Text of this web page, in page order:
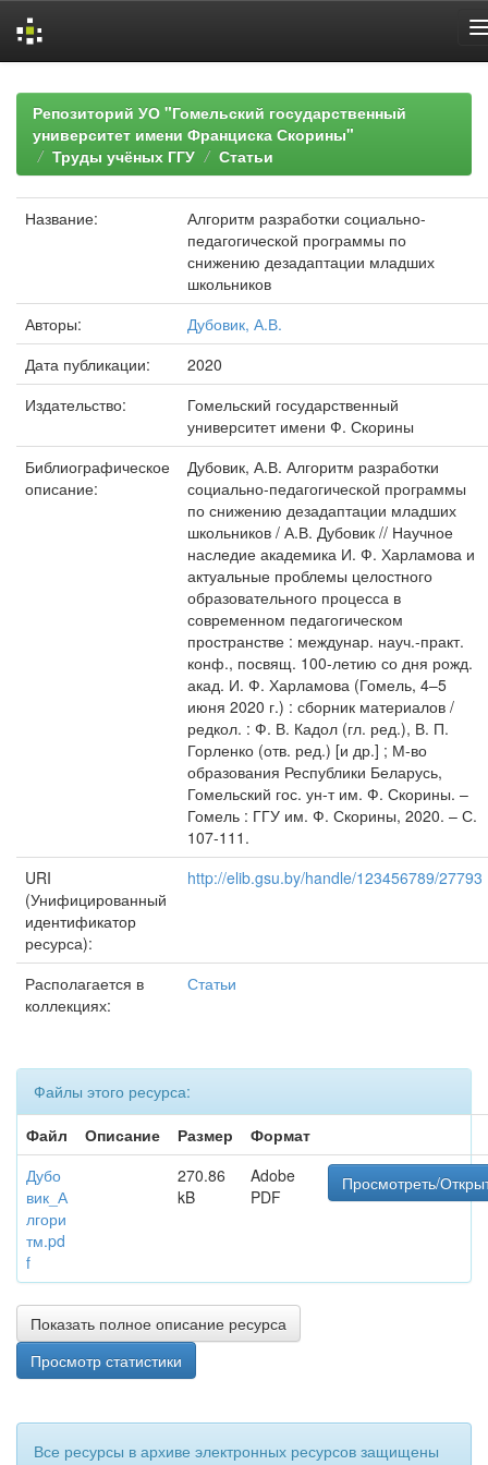
navigationРепозиторий УО "Гомельский государственный
университет имени Франциска Скорины"
Труды учёных ГГУ
Статьи
Название:
Алгоритм разработки социально-
педагогической программы по
снижению дезадаптации младших
школьников
Авторы:
Дубовик, А.В.
Дата публикации:
2020
Издательство:
Гомельский государственный
университет имени Ф. Скорины
Библиографическое
описание:
Дубовик, А.В. Алгоритм разработки
социально-педагогической программы
по снижению дезадаптации младших
школьников / А.В. Дубовик // Научное
наследие академика И. Ф. Харламова и
актуальные проблемы целостного
образовательного процесса в
современном педагогическом
пространстве : междунар. науч.-практ.
конф., посвящ. 100-летию со дня рожд.
акад. И. Ф. Харламова (Гомель, 4–5
июня 2020 г.) : сборник материалов /
редкол. : Ф. В. Кадол (гл. ред.), В. П.
Горленко (отв. ред.) [и др.] ; М-во
образования Республики Беларусь,
Гомельский гос. ун-т им. Ф. Скорины. –
Гомель : ГГУ им. Ф. Скорины, 2020. – С.
107-111.
URI
(Унифицированный
идентификатор
ресурса):
http://elib.gsu.by/handle/123456789/27793
Располагается в
коллекциях:
Статьи
Файлы этого ресурса:
Файл
Описание Размер
Формат
Дубо
вик_А
лгори
тм.pd
f
270.86
kB
Adobe
PDF
Просмотреть/
Показать полное описание ресурса
Просмотр статистики
Все ресурсы в архиве электронных ресурсов защищены